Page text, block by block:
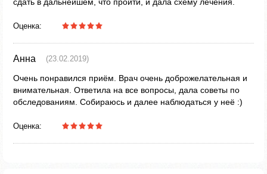
Оценка:
Анна (23.02.2019)
Очень понравился приём. Врач очень доброжелательная и
внимательная. Ответила на все вопросы, дала советы по
обследованиям. Собираюсь и далее наблюдаться у неё :)
Оценка: